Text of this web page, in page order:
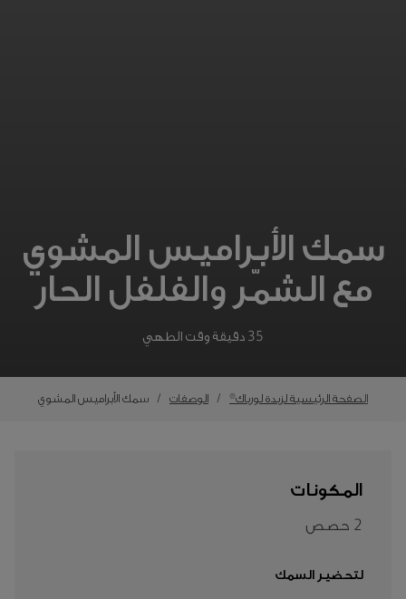
سمك الأبراميس المشوي
مع الشمّر والفلفل الحار
35 دقيقة وقت الطهي
الصفحة الرئيسية لزبدة لورباك® الوصفات سمك الأبراميس المشوي
المكونات
2 حصص
لتحضير السمك